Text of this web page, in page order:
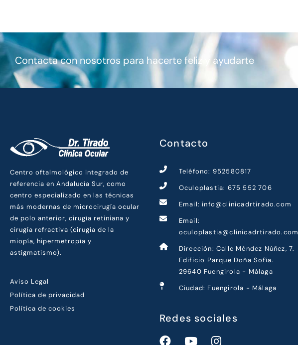
Contacta con nosotros para hacerte feliz y ayudarte
Centro oftalmológico integrado de
referencia en Andalucía Sur, como
centro especializado en las técnicas
más modernas de microcirugía ocular
de polo anterior, cirugía retiniana y
cirugía refractiva (cirugía de la
miopía, hipermetropía y
astigmatismo).
Aviso Legal
Política de privacidad
Política de cookies
Contacto
Teléfono: 952580817
Oculoplastia: 675 552 706
Email: info@clinicadrtirado.com
Email:
oculoplastia@clinicadrtirado.com
Dirección: Calle Méndez Núñez, 7.
Edificio Parque Doña Sofía.
29640 Fuengirola - Málaga
Ciudad: Fuengirola - Málaga
Redes sociales